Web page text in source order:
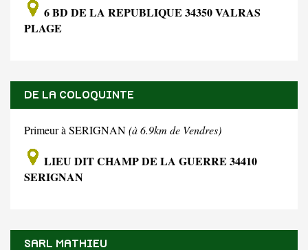
6 BD DE LA REPUBLIQUE 34350 VALRAS
PLAGE
DE LA COLOQUINTE
Primeur à SERIGNAN(à 6.9km de Vendres)
LIEU DIT CHAMP DE LA GUERRE 34410
SERIGNAN
SARL MATHIEU